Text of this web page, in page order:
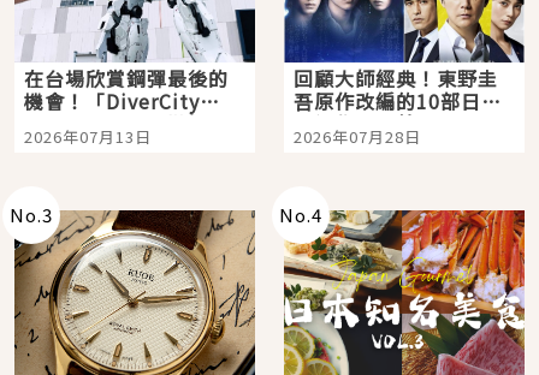
在台場欣賞鋼彈最後的
機會！「DiverCity
Tokyo Plaza」搭船、
購物、美食及夜景，一
2026年07月13日
回顧大師經典！東野圭
吾原作改編的10部日本
影視作品推薦
2026年07月28日
No.3 No.4